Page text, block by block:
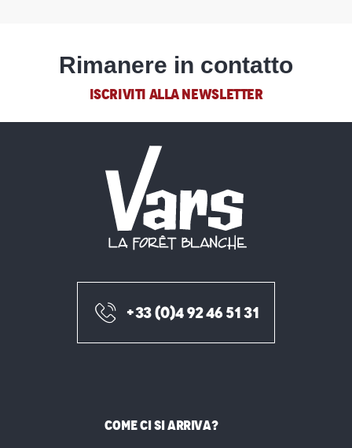
Rimanere in contatto
ISCRIVITI ALLA NEWSLETTER
+33 (0)4 92 46 51 31
COME CI SI ARRIVA?